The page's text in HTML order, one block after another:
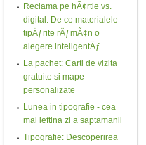
Reclama pe hÃ¢rtie vs.
digital: De ce materialele
tipÄƒrite rÄƒmÃ¢n o
alegere inteligentÄƒ
La pachet: Carti de vizita
gratuite si mape
personalizate
Lunea in tipografie - cea
mai ieftina zi a saptamanii
Tipografie: Descoperirea